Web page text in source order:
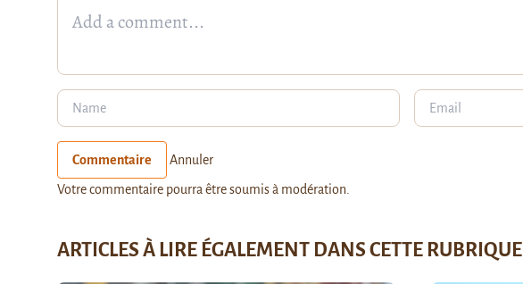
Commentaire Annuler
Votre commentaire pourra être soumis à modération.
ARTICLES À LIRE ÉGALEMENT DANS CETTE RUBRIQUE